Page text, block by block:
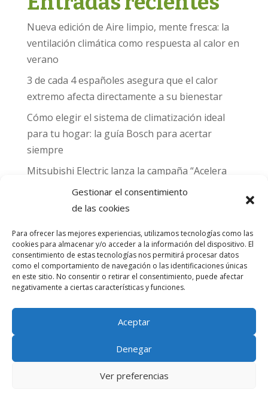
Gestionar el consentimiento
de las cookies
Para ofrecer las mejores experiencias, utilizamos tecnologías como las
cookies para almacenar y/o acceder a la información del dispositivo. El
consentimiento de estas tecnologías nos permitirá procesar datos
como el comportamiento de navegación o las identificaciones únicas
en este sitio. No consentir o retirar el consentimiento, puede afectar
negativamente a ciertas características y funciones.
Aceptar
Denegar
Ver preferencias
Nueva edición de Aire limpio, mente fresca: la
ventilación climática como respuesta al calor en
verano
3 de cada 4 españoles asegura que el calor
extremo afecta directamente a su bienestar
Cómo elegir el sistema de climatización ideal
para tu hogar: la guía Bosch para acertar
siempre
Mitsubishi Electric lanza la campaña “Acelera
hacia MADRID 2026” y premia con entradas
para el Gran Premio de Fórmula 1 de Madrid
sello CO₂ Nulo: confort real, salud y
descarbonización en una sola vivienda
Comentarios
recientes